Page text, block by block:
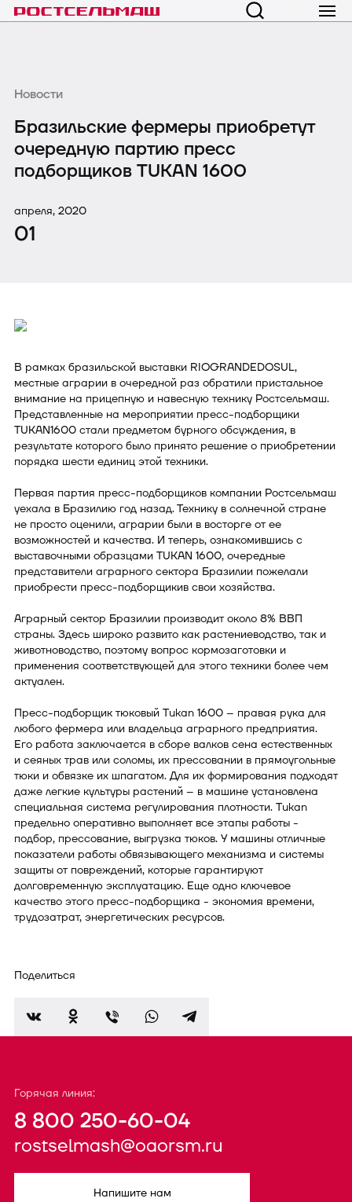
Новости
Бразильские фермеры приобретут
очередную партию пресс
подборщиков TUKAN 1600
апреля, 2020
01
В рамках бразильской выставки RIOGRANDEDOSUL,
местные аграрии в очередной раз обратили пристальное
внимание на прицепную и навесную технику Ростсельмаш.
Представленные на мероприятии пресс-подборщики
TUKAN1600 стали предметом бурного обсуждения, в
результате которого было принято решение о приобретении
порядка шести единиц этой техники.
Первая партия пресс-подборщиков компании Ростсельмаш
уехала в Бразилию год назад. Технику в солнечной стране
не просто оценили, аграрии были в восторге от ее
возможностей и качества. И теперь, ознакомившись с
выставочными образцами TUKAN 1600, очередные
представители аграрного сектора Бразилии пожелали
приобрести пресс-подборщикив свои хозяйства.
Аграрный сектор Бразилии производит около 8% ВВП
страны. Здесь широко развито как растениеводство, так и
животноводство, поэтому вопрос кормозаготовки и
применения соответствующей для этого техники более чем
актуален.
Пресс-подборщик тюковый Tukan 1600 – правая рука для
любого фермера или владельца аграрного предприятия.
Его работа заключается в сборе валков сена естественных
и сеяных трав или соломы, их прессовании в прямоугольные
тюки и обвязке их шпагатом. Для их формирования подходят
даже легкие культуры растений – в машине установлена
специальная система регулирования плотности. Tukan
предельно оперативно выполняет все этапы работы -
подбор, прессование, выгрузка тюков. У машины отличные
показатели работы обвязывающего механизма и системы
защиты от повреждений, которые гарантируют
долговременную эксплуатацию. Еще одно ключевое
качество этого пресс-подборщика - экономия времени,
трудозатрат, энергетических ресурсов.
Поделиться
Горячая линия:
8 800 250-60-04
rostselmash@oaorsm.ru
Напишите нам